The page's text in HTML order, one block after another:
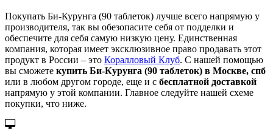
Покупать Би-Курунга (90 таблеток) лучше всего напрямую у
производителя, так вы обезопасите себя от подделки и
обеспечите для себя самую низкую цену. Единственная
компания, которая имеет эксклюзивное право продавать этот
продукт в России – это Коралловый Клуб. С нашей помощью
вы сможете купить Би-Курунга (90 таблеток) в Москве, спб
или в любом другом городе, еще и с бесплатной доставкой
напрямую у этой компании. Главное следуйте нашей схеме
покупки, что ниже.